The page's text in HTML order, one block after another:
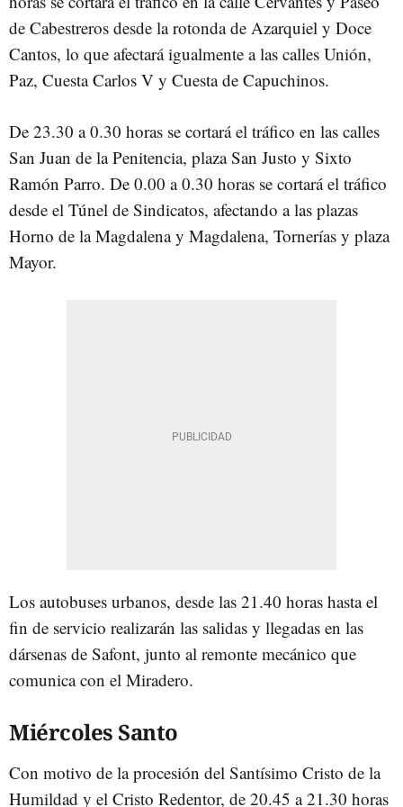
de Cabestreros desde la rotonda de Azarquiel y Doce
Cantos, lo que afectará igualmente a las calles Unión,
Paz, Cuesta Carlos V y Cuesta de Capuchinos.
De 23.30 a 0.30 horas se cortará el tráfico en las calles
San Juan de la Penitencia, plaza San Justo y Sixto
Ramón Parro. De 0.00 a 0.30 horas se cortará el tráfico
desde el Túnel de Sindicatos, afectando a las plazas
Horno de la Magdalena y Magdalena, Tornerías y plaza
Mayor.
Los autobuses urbanos, desde las 21.40 horas hasta el
fin de servicio realizarán las salidas y llegadas en las
dársenas de Safont, junto al remonte mecánico que
comunica con el Miradero.
Miércoles Santo
Con motivo de la procesión del Santísimo Cristo de la
Humildad y el Cristo Redentor, de 20.45 a 21.30 horas